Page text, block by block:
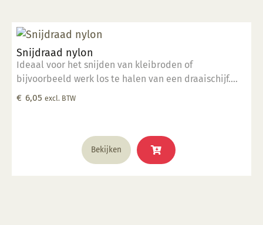
Snijdraad nylon
Ideaal voor het snijden van kleibroden of
bijvoorbeeld werk los te halen van een draaischijf.
Gemaakt van hoogwaardig nylon.
€ 6,05 excl. BTW
Bekijken